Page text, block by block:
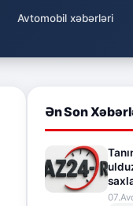
Avtomobil xəbərləri
Ən Son